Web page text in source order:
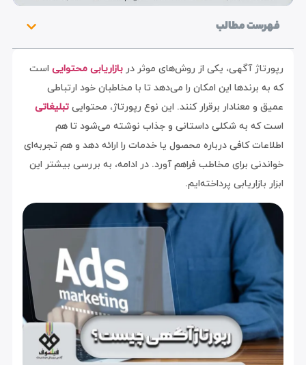
فهرست مطالب
رپورتاژ آگهی، یکی از روش‌های موثر در بازاریابی محتوایی است
که به برندها این امکان را می‌دهد تا با مخاطبان خود ارتباطی
عمیق و معنادار برقرار کنند. این نوع رپورتاژ، محتواییتبلیغاتی
است که به شکلی داستانی و جذاب نوشته می‌شود تا هم
اطلاعات کافی درباره محصول یا خدمات را ارائه دهد و هم تجربه‌ای
خواندنی برای مخاطب فراهم آورد. در ادامه، به بررسی بیشتر این
ابزار بازاریابی پرداخته‌ایم.